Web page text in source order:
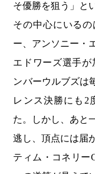
そ優勝を狙う」と
その中心にいる
ー、アンソニー・
エドワーズ選手が
ンバーウルブズは
レンス決勝にも2
た。しかし、あと
逃し、頂点には届
ティム・コネリー